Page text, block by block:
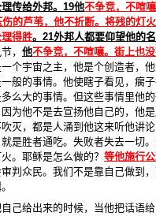
传给外邦。 19他不争竞，不喧
伤的芦苇，他不折断。将残的灯
得胜。 21外邦人都要仰望他的名
， 他不争竞，不喧嚷。街上也
个宇宙之主，他是个创造者，
般的事情。他使瞎子看见，瘸
么大的事情。但这些事情里他
因为他不是去宣扬他自己的，他
灭，都是人涌到他这来听他讲
是胜者通吃。失败者失去一切
。耶稣是怎么做的？ 等他施行
判众民。我们不是靠自己做到
己给出来的时候，当他把话语